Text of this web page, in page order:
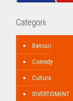
Categorii
Bancuri
Comedy
Cultura
DIVERTISMENT